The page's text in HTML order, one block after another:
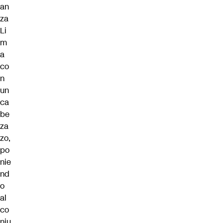
an
za
Li
m
a
co
n
un
ca
be
za
zo,
po
nie
nd
o
al
co